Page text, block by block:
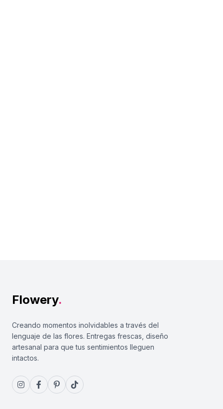
Flowery.
Creando momentos inolvidables a través del
lenguaje de las flores. Entregas frescas, diseño
artesanal para que tus sentimientos lleguen
intactos.